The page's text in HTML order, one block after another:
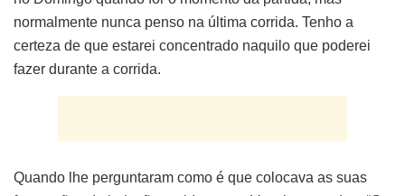
normalmente nunca penso na última corrida. Tenho a
certeza de que estarei concentrado naquilo que poderei
fazer durante a corrida.
Quando lhe perguntaram como é que colocava as suas